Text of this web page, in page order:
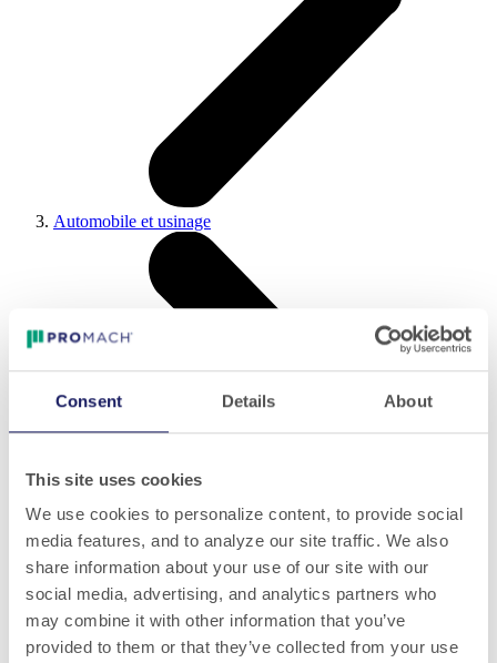
Consent Details About
This site uses cookies
We use cookies to personalize content, to provide social
media features, and to analyze our site traffic. We also
share information about your use of our site with our
social media, advertising, and analytics partners who
may combine it with other information that you’ve
provided to them or that they’ve collected from your use
Automobile et usinage